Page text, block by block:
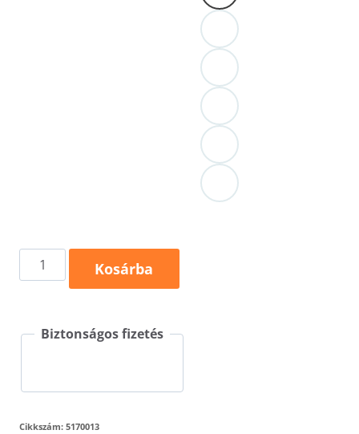
Vision
517
Kosárba
Biztonságos fizetés
Cikkszám: 5170013